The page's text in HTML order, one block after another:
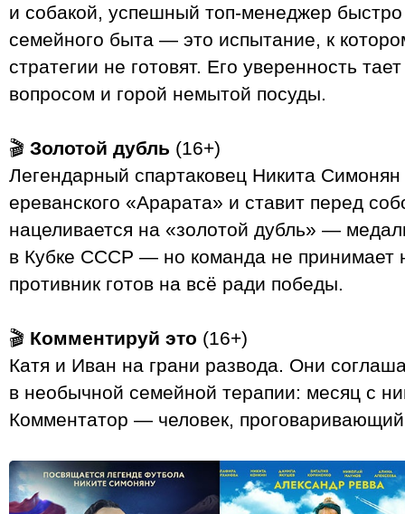
и собакой, успешный топ-менеджер быстро
семейного быта — это испытание, к
стратегии не готовят. Его уверенность
вопросом и горой немытой посуды.
🎬 Золотой дубль (16+)
Легендарный спартаковец Никита
ереванского «Арарата» и ставит перед
нацеливается на «золотой дубль» —
в Кубке СССР — но команда не принимает
противник готов на всё ради победы.
🎬 Комментируй это (16+)
Катя и Иван на грани развода. Они
в необычной семейной терапии: месяц с
Комментатор — человек,